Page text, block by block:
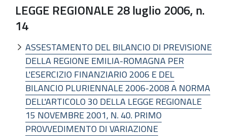
LEGGE REGIONALE 28 luglio 2006, n.
14
ASSESTAMENTO DEL BILANCIO DI PREVISIONE
DELLA REGIONE EMILIA-ROMAGNA PER
L'ESERCIZIO FINANZIARIO 2006 E DEL
BILANCIO PLURIENNALE 2006-2008 A NORMA
DELL'ARTICOLO 30 DELLA LEGGE REGIONALE
15 NOVEMBRE 2001, N. 40. PRIMO
PROVVEDIMENTO DI VARIAZIONE